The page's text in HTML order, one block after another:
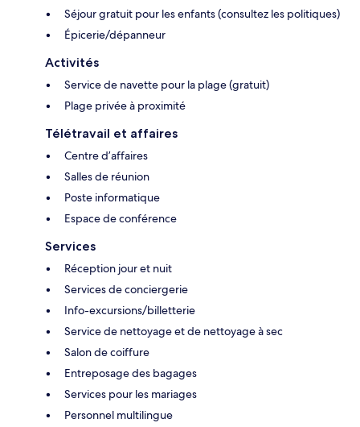
Séjour gratuit pour les enfants (consultez les politiques)
Épicerie/dépanneur
Activités
Service de navette pour la plage (gratuit)
Plage privée à proximité
Télétravail et affaires
Centre d’affaires
Salles de réunion
Poste informatique
Espace de conférence
Services
Réception jour et nuit
Services de conciergerie
Info-excursions/billetterie
Service de nettoyage et de nettoyage à sec
Salon de coiffure
Entreposage des bagages
Services pour les mariages
Personnel multilingue